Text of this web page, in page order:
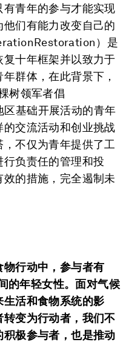
青年的参与才能实现
们有能力改变自己的
）是
十年框架并以致力于
群体，在此背景下，
树领军者倡
区基础开展活动的青年
交流活动和创业挑战
不仅为青年提供了工
负责任的管理和投
的措施，完全遏制未
行动中，参与者有
的年轻女性。面对气候
活和食物系统的影
变为行动者，我们不
极参与者，也是推动